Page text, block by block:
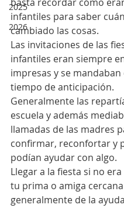
2025
2026
infantiles para saber
cambiado las cosas.
Las invitaciones de las
infantiles eran siempre
impresas y se
tiempo de anticipación.
Generalmente las
escuela y además
llamadas de las madres
confirmar, reconfortar y
podían ayudar con algo.
Llegar a la fiesta si no
tu prima o amiga
generalmente de la